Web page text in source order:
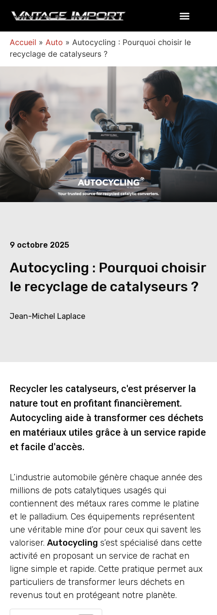
Accueil » Auto » Autocycling : Pourquoi choisir le
recyclage de catalyseurs ?
9 octobre 2025
Autocycling : Pourquoi choisir
le recyclage de catalyseurs ?
Jean-Michel Laplace
Recycler les catalyseurs, c'est préserver la
nature tout en profitant financièrement.
Autocycling aide à transformer ces déchets
en matériaux utiles grâce à un service rapide
et facile d'accès.
L’industrie automobile génère chaque année des
millions de pots catalytiques usagés qui
contiennent des métaux rares comme le platine
et le palladium. Ces équipements représentent
une véritable mine d’or pour ceux qui savent les
valoriser. Autocycling s’est spécialisé dans cette
activité en proposant un service de rachat en
ligne simple et rapide. Cette pratique permet aux
particuliers de transformer leurs déchets en
revenus tout en protégeant notre planète.